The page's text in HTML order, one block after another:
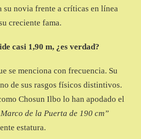
su novia frente a críticas en línea
creciente fama.
casi 1,90 m, ¿es verdad?
se menciona con frecuencia. Su
de sus rasgos físicos distintivos.
Chosun Ilbo lo han apodado el
de la Puerta de 190 cm”
estatura.